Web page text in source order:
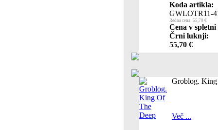
Koda artikla:
GWLOTR11-
Redna cena: 55,70 €
Cena v spletni
Črni luknji:
55,70 €
Groblog.
Več ...